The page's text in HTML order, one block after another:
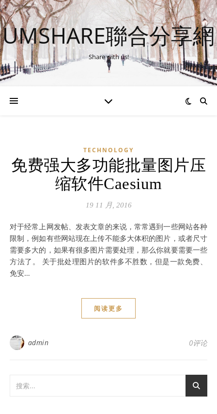
UMSHARE聯合分享網
Share with us!
TECHNOLOGY
免费强大多功能批量图片压
缩软件Caesium
19 11 月, 2016
对于经常上网发帖、发表文章的来说，常常遇到一些网站各种
限制，例如有些网站现在上传不能多大体积的图片，或者尺寸
需要多大的，如果有很多图片需要处理，那么你就要需要一些
方法了。 关于批处理图片的软件多不胜数，但是一款免费、
免安…
阅读更多
admin 0评论